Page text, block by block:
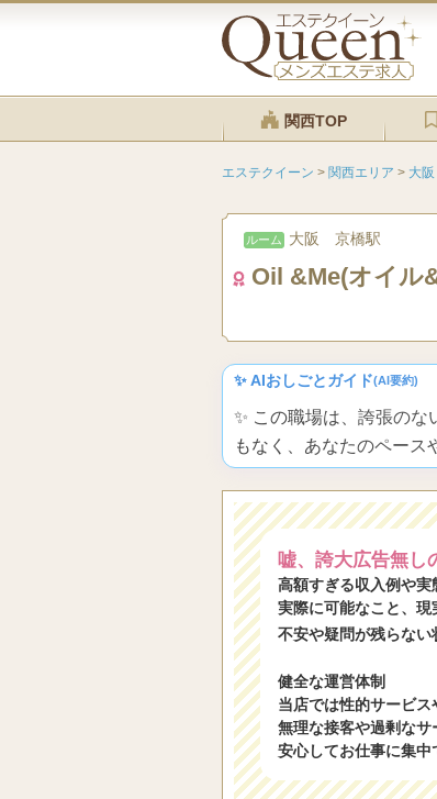
関西TOP
エステクイーン > 関西エリア > 大阪
ルーム 大阪 京橋駅
Oil &Me(オイル
✨ AIおしごとガイド(AI要約)
✨ この職場は、誇張の
もなく、あなたのペー
嘘、誇大広告無し
高額すぎる収入例や実
実際に可能なこと、現
不安や疑問が残らない
健全な運営体制
当店では性的サービス
無理な接客や過剰なサ
安心してお仕事に集中